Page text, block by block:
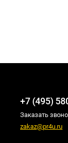
+7 (495)
Заказать
zakaz@pr4u.ru